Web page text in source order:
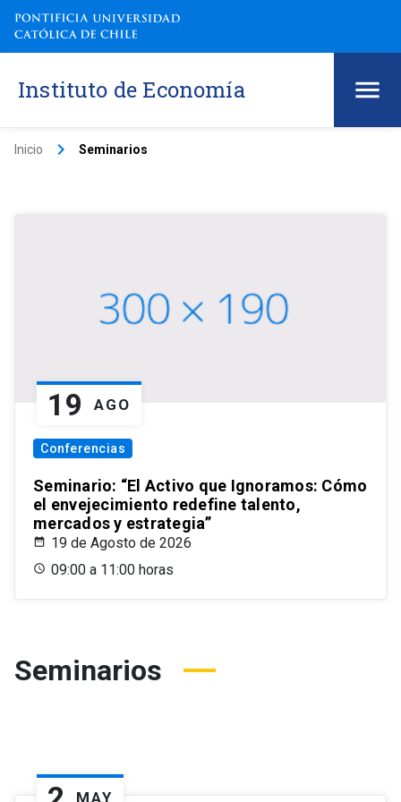
Instituto de Economía
Inicio keyboard_arrow_right Seminarios
19 AGO
Conferencias
Seminario: “El Activo que Ignoramos: Cómo
el envejecimiento redefine talento,
mercados y estrategia”
19 de Agosto de 2026
09:00 a 11:00 horas
Seminarios
MAY